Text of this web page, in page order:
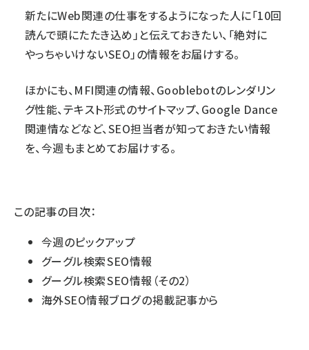
新たにWeb関連の仕事をするようになった人に「10回
読んで頭にたたき込め」と伝えておきたい、「絶対に
やっちゃいけないSEO」の情報をお届けする。
ほかにも、MFI関連の情報、Gooblebotのレンダリン
グ性能、テキスト形式のサイトマップ、Google Dance
関連情などなど、SEO担当者が知っておきたい情報
を、今週もまとめてお届けする。
この記事の目次：
今週のピックアップ
グーグル検索 SEO情報
グーグル検索 SEO情報（その2）
海外SEO情報ブログ の掲載記事から